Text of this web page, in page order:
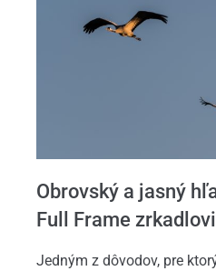
Obrovský a jasný
Full Frame
Jedným z dôvodov, pre